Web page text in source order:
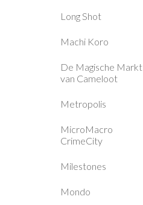
Long Shot
Machi Koro
De Magische Markt
van Cameloot
Metropolis
MicroMacro
CrimeCity
Milestones
Mondo